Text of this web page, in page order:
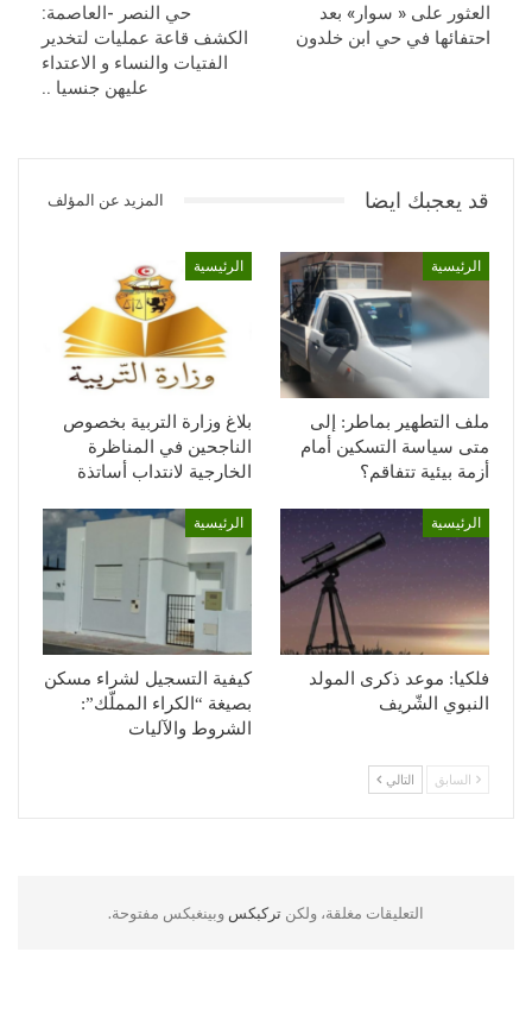
العثور على « سوار» بعد
احتفائها في حي ابن خلدون
حي النصر -العاصمة:
الكشف قاعة عمليات لتخدير
الفتيات والنساء و الاعتداء
عليهن جنسيا ..
قد يعجبك ايضا المزيد عن المؤلف
الرئيسية
ملف التطهير بماطر: إلى
متى سياسة التسكين أمام
أزمة بيئية تتفاقم؟
الرئيسية
بلاغ وزارة التربية بخصوص
الناجحين في المناظرة
الخارجية لانتداب أساتذة
الرئيسية
فلكيا: موعد ذكرى المولد
النبوي الشّريف
الرئيسية
كيفية التسجيل لشراء مسكن
بصيغة “الكراء المملّك”:
الشروط والآليات
السابق التالي
التعليقات مغلقة، ولكن تركبكس وبينغبكس مفتوحة.